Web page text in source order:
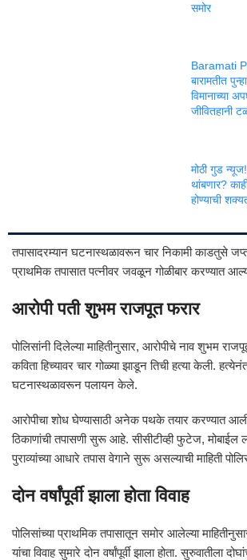
समोर
Baramati
बारामतीत
विमानाच्या
जीवितहानी
मोठी गुड
थांबणार?
होण्याची
तपासादरम्यान घटनास्थळावरून चार निकामी काडतुसे
प्राथमिक तपासात पत्नीवर जवळून गोळीबार करण्यात
आरोपी पती शुभम राजपूत फरार
पोलिसांनी दिलेल्या माहितीनुसार, आरोपीचे नाव शुभम
कविता हिच्यावर चार गोळ्या झाडून तिची हत्या केली.
घटनास्थळावरून पलायन केले.
आरोपीचा शोध घेण्यासाठी अनेक पथके तयार करण्यात
ठिकाणांची तपासणी सुरू आहे. सीसीटीव्ही फुटेज,
पुराव्यांच्या आधारे तपास वेगाने सुरू असल्याची माहिती
दोन वर्षांपूर्वी झाला होता विवाह
पोलिसांच्या प्राथमिक तपासातून समोर आलेल्या
यांचा विवाह सुमारे दोन वर्षांपूर्वी झाला होता. सुरुवातीला